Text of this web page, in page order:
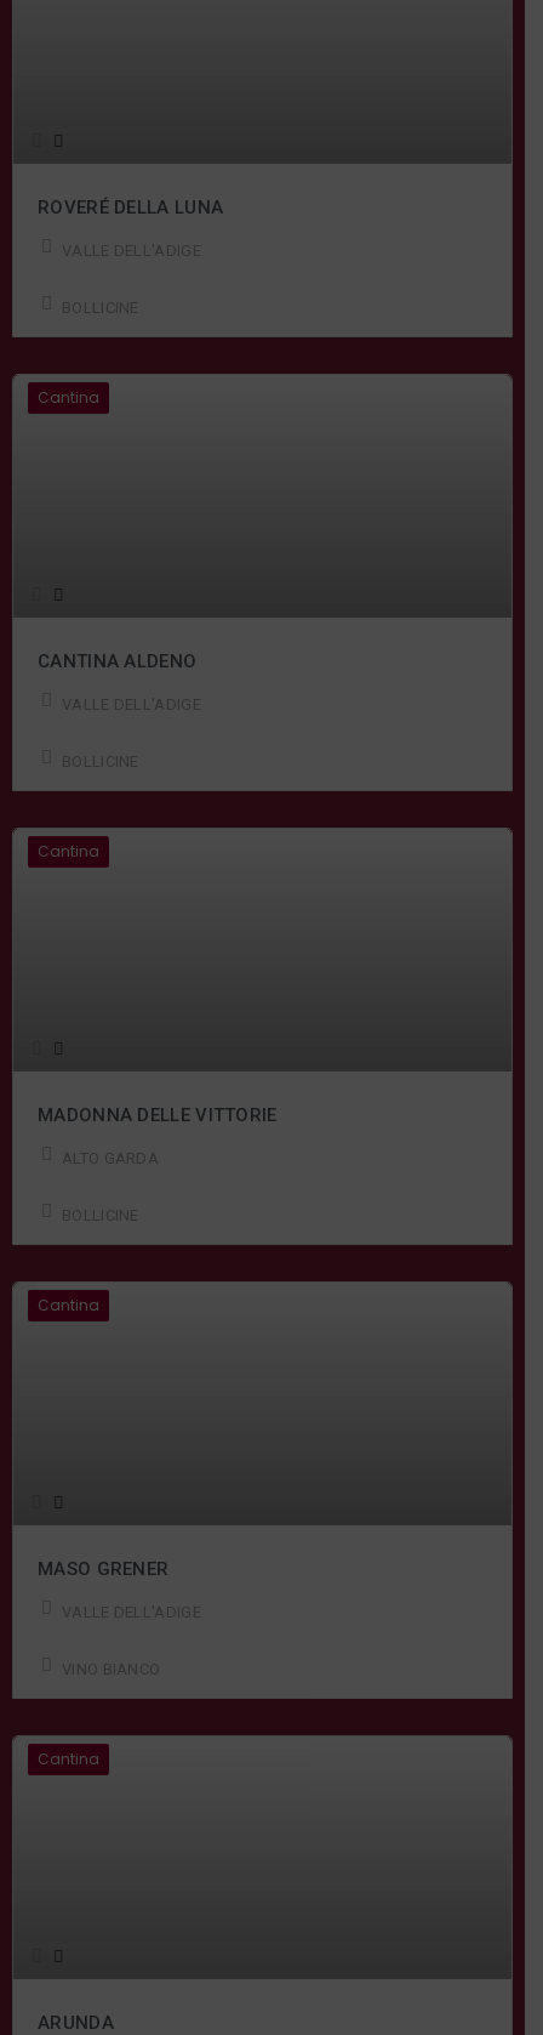
ROVERÉ DELLA LUNA
VALLE DELL'ADIGE
BOLLICINE
Cantina
CANTINA ALDENO
VALLE DELL'ADIGE
BOLLICINE
Cantina
MADONNA DELLE VITTORIE
ALTO GARDA
BOLLICINE
Cantina
MASO GRENER
VALLE DELL'ADIGE
VINO BIANCO
Cantina
ARUNDA